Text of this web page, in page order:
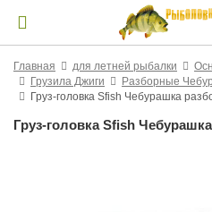
Главная для летней рыбалки
Грузила Джиги
Разборные
Груз-головка Sfish Чебурашка
Груз-головка Sfish